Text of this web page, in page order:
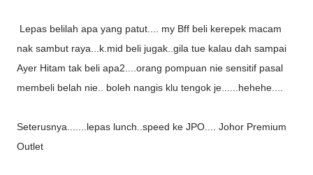
Lepas belilah apa yang patut.... my Bff beli kerepek macam
nak sambut raya...k.mid beli jugak..gila tue kalau dah sampai
Ayer Hitam tak beli apa2....orang pompuan nie sensitif pasal
membeli belah nie.. boleh nangis klu tengok je......hehehe....
Seterusnya.......lepas lunch..speed ke JPO.... Johor Premium
Outlet